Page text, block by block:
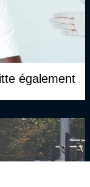
également